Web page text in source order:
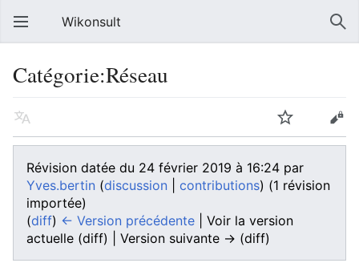
Wikonsult
Catégorie:Réseau
Révision datée du 24 février 2019 à 16:24 par
Yves.bertin (discussion contributions) (1 révision
importée)
(diff) ← Version précédente | Voir la version
actuelle (diff) | Version suivante → (diff)